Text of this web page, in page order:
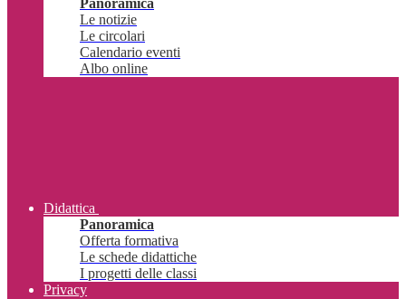
Panoramica
Le notizie
Le circolari
Calendario eventi
Albo online
Didattica
Panoramica
Offerta formativa
Le schede didattiche
I progetti delle classi
Privacy